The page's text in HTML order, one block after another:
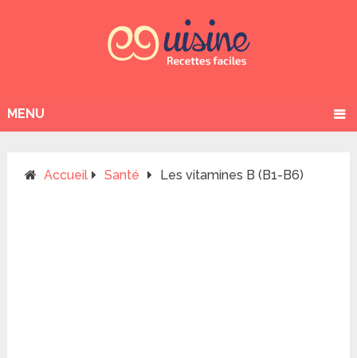
MENU
Accueil Santé Les vitamines B (B1-B6)